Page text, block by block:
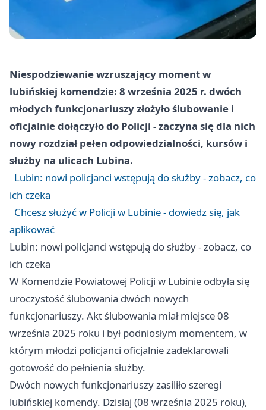
Niespodziewanie wzruszający moment w
lubińskiej komendzie: 8 września 2025 r. dwóch
młodych funkcjonariuszy złożyło ślubowanie i
oficjalnie dołączyło do Policji - zaczyna się dla nich
nowy rozdział pełen odpowiedzialności, kursów i
służby na ulicach Lubina.
Lubin: nowi policjanci wstępują do służby - zobacz, co
ich czeka
Chcesz służyć w Policji w Lubinie - dowiedz się, jak
aplikować
Lubin: nowi policjanci wstępują do służby - zobacz, co
ich czeka
W Komendzie Powiatowej Policji w Lubinie odbyła się
uroczystość ślubowania dwóch nowych
funkcjonariuszy. Akt ślubowania miał miejsce 08
września 2025 roku i był podniosłym momentem, w
którym młodzi policjanci oficjalnie zadeklarowali
gotowość do pełnienia służby.
Dwóch nowych funkcjonariuszy zasiliło szeregi
lubińskiej komendy. Dzisiaj (08 września 2025 roku),